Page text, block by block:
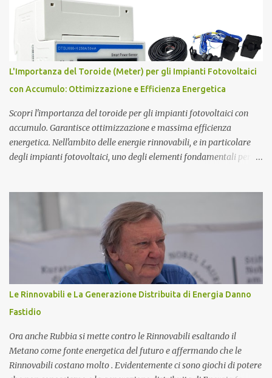
anni assistente di Guglielmo Marconi , diventandone in seguito
sull’elettromagnetismo. Ighina si è concentrato molto sullo studio
del Monopolo Magnetico che ha sintetizzato nel concetto di Atomo
Magnetico . L'Atomo Magnetico Gli atomi magnetici sono costituiti
da triplette neutre di quark (+1,-1,0). Secondo questo modello di
atomo magnetico quindi non ci sono protoni e neutroni nel nucleo
atomico...
L'Importanza del Toroide (Meter) per gli Impianti Fotovoltaici
con Accumulo: Ottimizzazione e Efficienza Energetica
Scopri l'importanza del toroide per gli impianti fotovoltaici con
accumulo. Garantisce ottimizzazione e massima efficienza
energetica. Nell'ambito delle energie rinnovabili, e in particolare
degli impianti fotovoltaici, uno degli elementi fondamentali per
un ruolo cruciale nella gestione dell'energia prodotta e accumulata,
contribuendo significativamente a migliorare le prestazioni
complessive dell'impianto. In questo articolo, esploreremo nel
dettaglio l'importanza del toroide negli impianti fotovoltaici con
accumulo di energia, come funziona, e perché è essenziale per
ottimizzare il rendimento energetico. Approfondiremo inoltre le
implicazioni che il suo corretto utilizzo ha sulla durata e
sull'affidabilità dell'intero sistema. Cos'è un Toroide o Meter e
Come Funziona? Il toroide (o meter) è un dispositivo el...
Le Rinnovabili e La Generazione Distribuita di Energia Danno
Fastidio
Ora anche Rubbia si mette contro le Rinnovabili esaltando il
Metano come fonte energetica del futuro e affermando che le
Rinnovabili costano molto . Evidentemente ci sono giochi di potere